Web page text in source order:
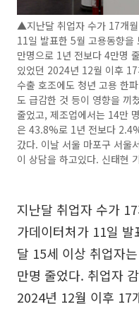
▲지난달 취업자 수가 17개
11일 발표한 5월 고용동향
만명으로 1년 전보다 4만명
있었던 2024년 12월 이후
수출 호조에도 청년 고용 한
도 급감한 것 등이 영향을 끼
줄었고, 제조업에서는 14만
은 43.8%로 1년 전보다
갔다. 이날 서울 마포구 서울
이 상담을 하고있다. 신태현
지난달 취업자 수가
가데이터처가 11일
달 15세 이상 취업자
만명 줄었다. 취업자
2024년 12월 이후 17